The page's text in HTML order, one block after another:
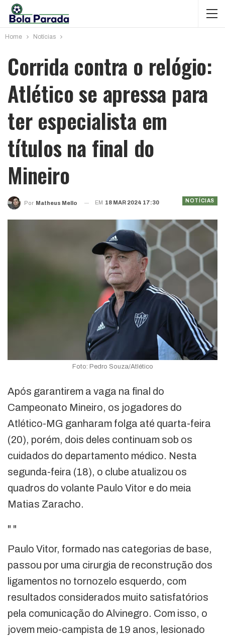
Home Notícias
Corrida contra o relógio:
Atlético se apressa para
ter especialista em
títulos na final do
Mineiro
NOTÍCIAS
Por Matheus Mello EM 18 MAR 2024 17:30
Foto: Pedro Souza/Atlético
Após garantirem a vaga na final do
Campeonato Mineiro, os jogadores do
Atlético-MG ganharam folga até quarta-feira
(20), porém, dois deles continuam sob os
cuidados do departamento médico. Nesta
segunda-feira (18), o clube atualizou os
quadros do volante Paulo Vitor e do meia
Matias Zaracho.
" "
Paulo Vitor, formado nas categorias de base,
passou por uma cirurgia de reconstrução dos
ligamentos no tornozelo esquerdo, com
resultados considerados muito satisfatórios
pela comunicação do Alvinegro. Com isso, o
jovem meio-campista de 19 anos, lesionado